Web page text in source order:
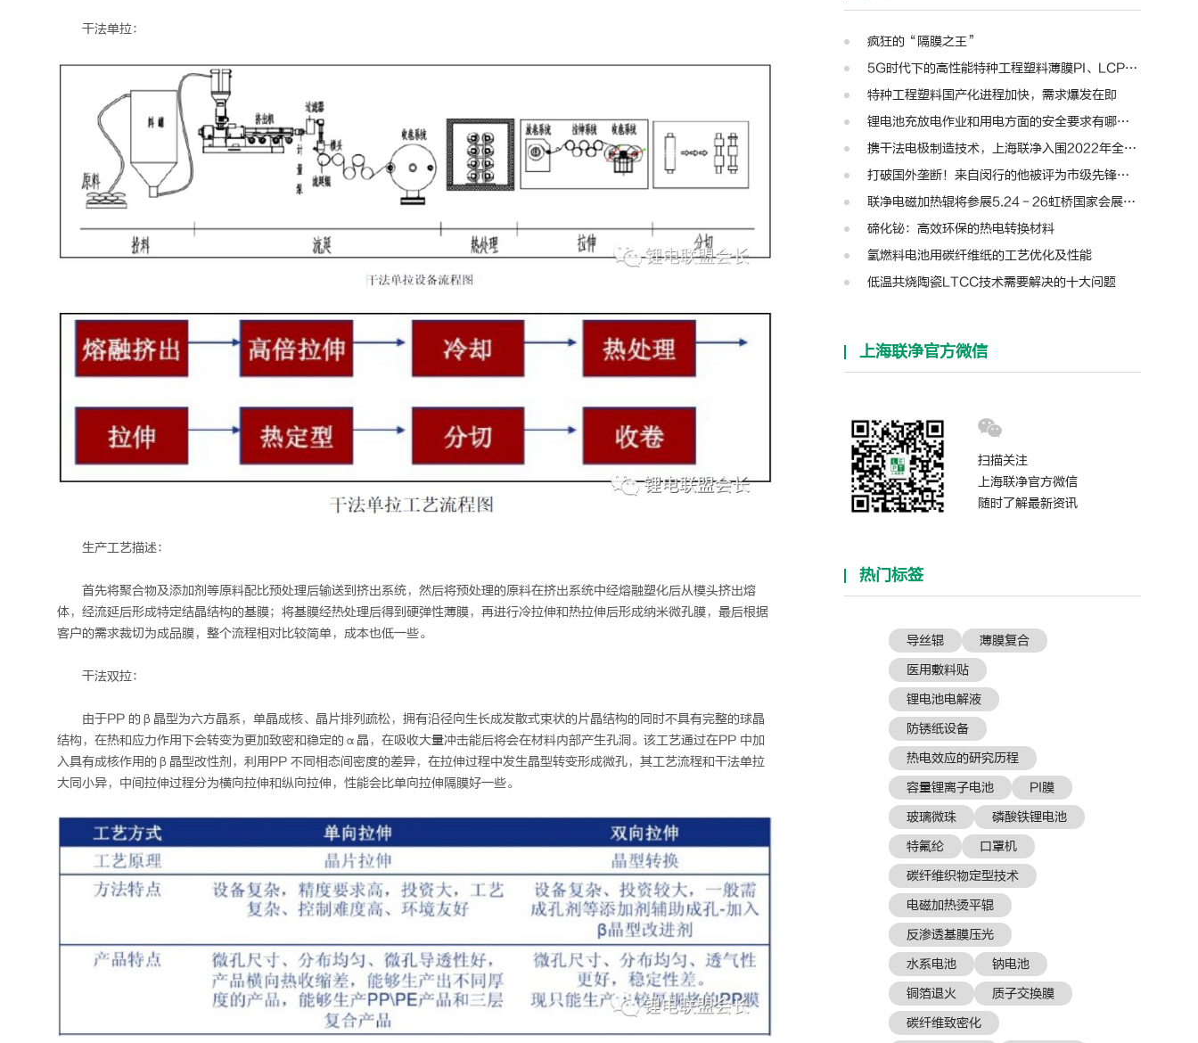
干法单拉：
生产工艺描述：
首先将聚合物及添加剂等原料配比预处理后输送到挤出系统，然后将预处理的原料在挤出系统中经熔融塑化后从模头挤出熔
体，经流延后形成特定结晶结构的基膜；将基膜经热处理后得到硬弹性薄膜，再进行冷拉伸和热拉伸后形成纳米微孔膜，最后根据
客户的需求裁切为成品膜，整个流程相对比较简单，成本也低一些。
干法双拉：
由于PP 的β晶型为六方晶系，单晶成核、晶片排列疏松，拥有沿径向生长成发散式束状的片晶结构的同时不具有完整的球晶
结构，在热和应力作用下会转变为更加致密和稳定的α晶，在吸收大量冲击能后将会在材料内部产生孔洞。该工艺通过在PP 中加
入具有成核作用的β晶型改性剂，利用PP 不同相态间密度的差异，在拉伸过程中发生晶型转变形成微孔，其工艺流程和干法单拉
大同小异，中间拉伸过程分为横向拉伸和纵向拉伸，性能会比单向拉伸隔膜好一些。
疯狂的“隔膜之王”
5G时代下的高性能特种工程塑料薄膜PI、LCP、PTFE、PPS、PEEK、PEN
特种工程塑料国产化进程加快，需求爆发在即
锂电池充放电作业和用电方面的安全要求有哪些？
携干法电极制造技术，上海联净入围2022年全国颠覆性技术创新大赛
打破国外垄断！来自闵行的他被评为市级先锋人物
联净电磁加热辊将参展5.24－26虹桥国家会展中心第十三届模切展
碲化铋：高效环保的热电转换材料
氢燃料电池用碳纤维纸的工艺优化及性能
低温共烧陶瓷LTCC技术需要解决的十大问题
上海联净官方微信
扫描关注
上海联净官方微信
随时了解最新资讯
热门标签
导丝辊
薄膜复合
医用敷料贴
锂电池电解液
防锈纸设备
热电效应的研究历程
容量锂离子电池
PI膜
玻璃微珠
磷酸铁锂电池
特氟纶
口罩机
碳纤维织物定型技术
电磁加热烫平辊
反渗透基膜压光
水系电池
钠电池
铜箔退火
质子交换膜
​碳纤维致密化